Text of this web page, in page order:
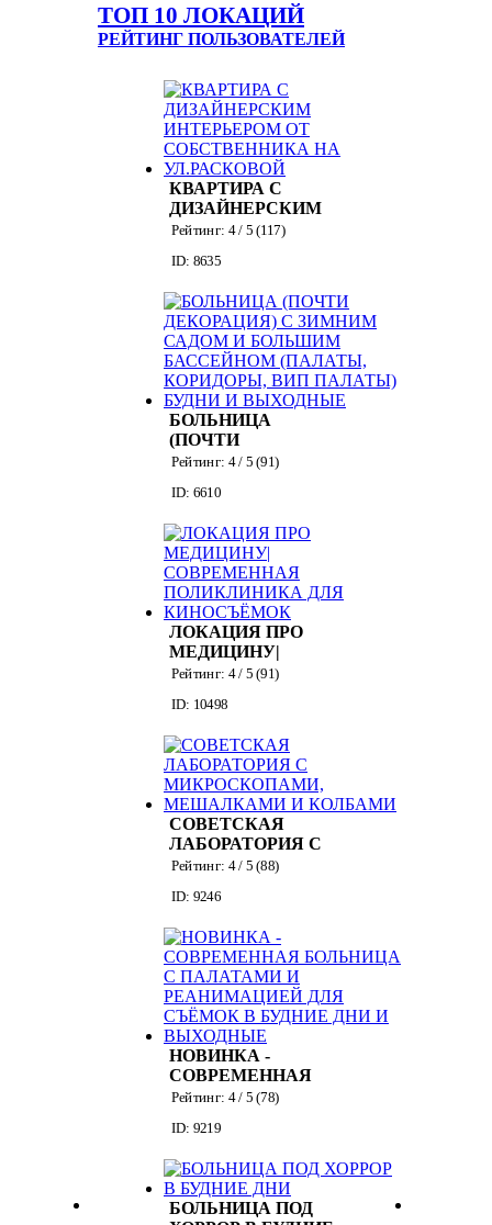
ТОП 10 ЛОКАЦИЙ
РЕЙТИНГ ПОЛЬЗОВАТЕЛЕЙ
КВАРТИРА С
ДИЗАЙНЕРСКИМ
ИНТЕРЬЕРОМ ОТ
НА УЛ.РАСКОВОЙ
Рейтинг: 4/ 5 (117)
ID: 8635
БОЛЬНИЦА
(ПОЧТИ
ДЕКОРАЦИЯ) С
И БОЛЬШИМ
(ПАЛАТЫ,
КОРИДОРЫ, ВИП
ПАЛАТЫ) БУДНИ
И ВЫХОДНЫЕ
Рейтинг: 4/ 5 (91)
ID: 6610
ЛОКАЦИЯ ПРО
МЕДИЦИНУ|
СОВРЕМЕННАЯ
ДЛЯ
Рейтинг: 4/ 5 (91)
ID: 10498
СОВЕТСКАЯ
ЛАБОРАТОРИЯ С
МИКРОСКОПАМИ,
КОЛБАМИ
Рейтинг: 4/ 5 (88)
ID: 9246
НОВИНКА -
СОВРЕМЕННАЯ
БОЛЬНИЦА С
РЕАНИМАЦИЕЙ
БУДНИЕ ДНИ И
ВЫХОДНЫЕ
Рейтинг: 4/ 5 (78)
ID: 9219
БОЛЬНИЦА ПОД